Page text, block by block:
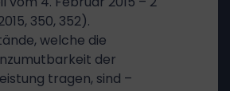
350, 352).
welche die
der
tragen, sind –